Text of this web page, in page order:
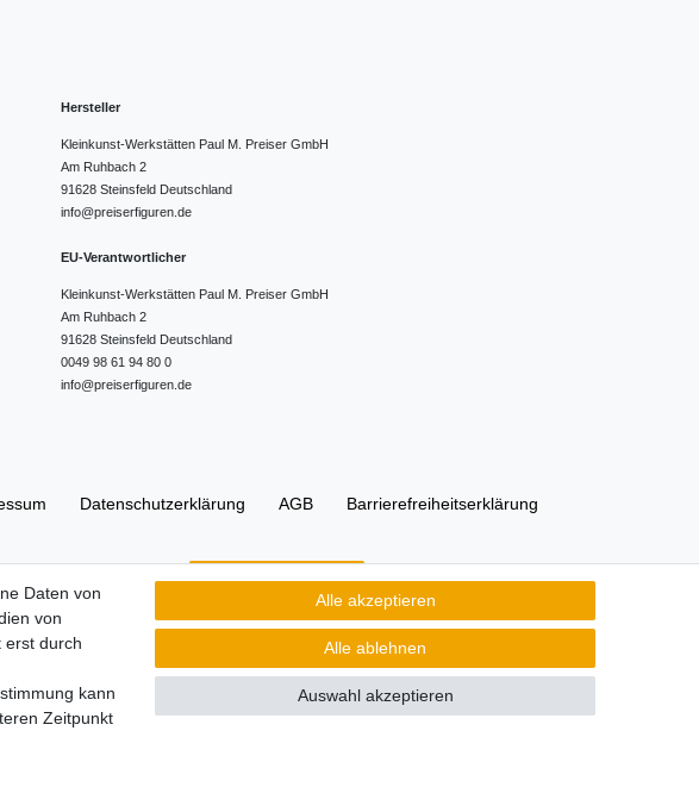
Hersteller
Kleinkunst-Werkstätten Paul M. Preiser GmbH
Am Ruhbach 2
91628 Steinsfeld Deutschland
info@preiserfiguren.de
EU-Verantwortlicher
Kleinkunst-Werkstätten Paul M. Preiser GmbH
Am Ruhbach 2
91628 Steinsfeld Deutschland
0049 98 61 94 80 0
info@preiserfiguren.de
Daten­schutz­erklärung AGB Barrierefreiheitserklärung
Widerrufs­recht Vertrag widerrufen Kontakt
Daten von
von
erst durch
kann
Zeitpunkt
Alle akzeptieren
Alle ablehnen
Auswahl akzeptieren